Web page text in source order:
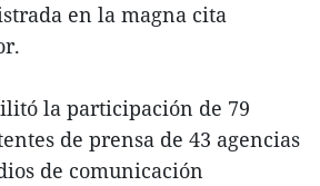
en la magna cita
la participación de 79
de prensa de 43 agencias
de comunicación